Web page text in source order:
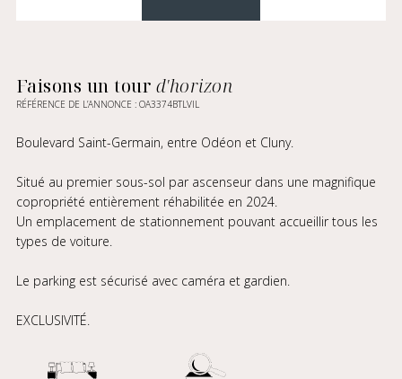
Faisons un tour d'horizon
RÉFÉRENCE DE L’ANNONCE : OA3374BTLVIL
Boulevard Saint-Germain, entre Odéon et Cluny.
Situé au premier sous-sol par ascenseur dans une magnifique
copropriété entièrement réhabilitée en 2024.
Un emplacement de stationnement pouvant accueillir tous les
types de voiture.
Le parking est sécurisé avec caméra et gardien.
EXCLUSIVITÉ.